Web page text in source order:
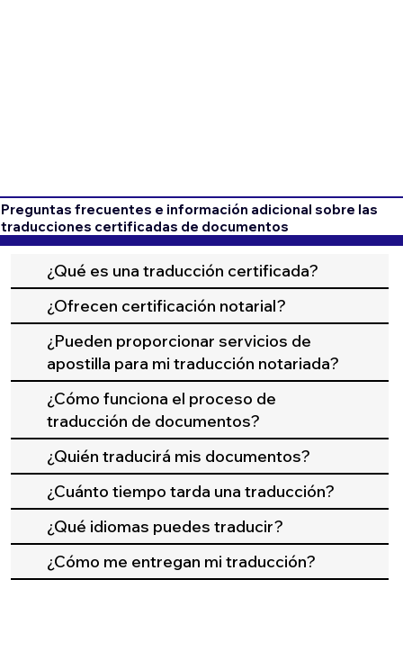
Preguntas frecuentes e información adicional sobre las
traducciones certificadas de documentos
¿Qué es una traducción certificada?
¿Ofrecen certificación notarial?
¿Pueden proporcionar servicios de
apostilla para mi traducción notariada?
¿Cómo funciona el proceso de
traducción de documentos?
¿Quién traducirá mis documentos?
¿Cuánto tiempo tarda una traducción?
¿Qué idiomas puedes traducir?
¿Cómo me entregan mi traducción?